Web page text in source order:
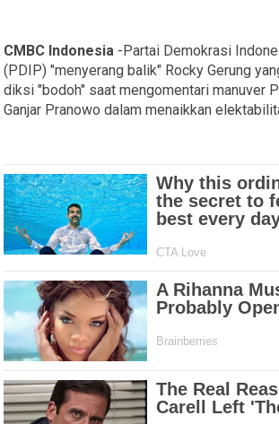
CMBC Indonesia -Partai Demokrasi
(PDIP) "menyerang balik" Rocky Gerung
diksi "bodoh" saat mengomentari manuver
Ganjar Pranowo dalam menaikkan